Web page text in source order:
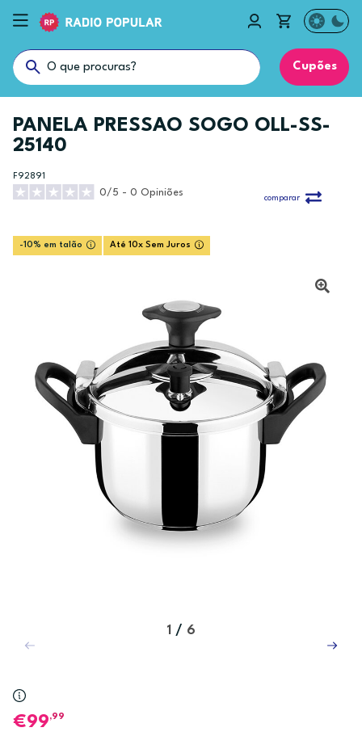
Cupões
PANELA PRESSAO SOGO OLL-SS-
25140
F92891
0/5 - 0 Opiniões
comparar
-10% em talão Até 10x Sem Juros
1 / 6
99,99